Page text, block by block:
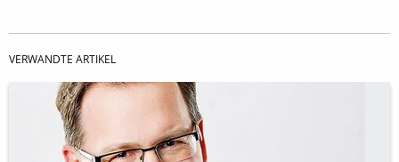
VERWANDTE ARTIKEL